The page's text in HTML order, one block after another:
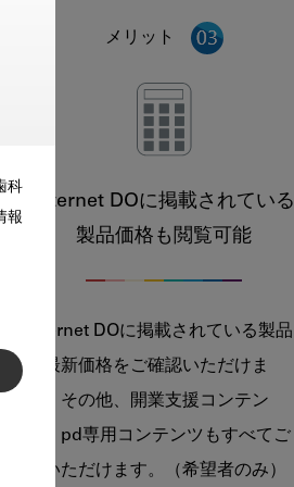
科
報
メリット
Internet DOに掲載されている
製品価格も閲覧可能
Internet DOに掲載されている製品
の最新価格をご確認いただけま
す。その他、開業支援コンテン
ツ、pd専用コンテンツもすべてご
覧いただけます。（希望者のみ）